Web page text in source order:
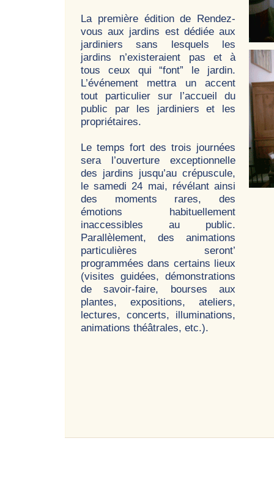
La première édition de Rendez-
vous aux jardins est dédiée aux
jardiniers sans lesquels les
jardins n’existeraient pas et à
tous ceux qui “font” le jardin.
L’événement mettra un accent
tout particulier sur l’accueil du
public par les jardiniers et les
propriétaires.
Le temps fort des trois journées
sera l’ouverture exceptionnelle
des jardins jusqu’au crépuscule,
le samedi 24 mai, révélant ainsi
des moments rares, des
émotions habituellement
inaccessibles au public.
Parallèlement, des animations
particulières seront’
programmées dans certains lieux
(visites guidées, démonstrations
de savoir-faire, bourses aux
plantes, expositions, ateliers,
lectures, concerts, illuminations,
animations théâtrales, etc.).